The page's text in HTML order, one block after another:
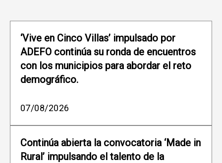
‘Vive en Cinco Villas’ impulsado por
ADEFO continúa su ronda de encuentros
con los municipios para abordar el reto
demográfico.
07/08/2026
Continúa abierta la convocatoria ‘Made in
Rural’ impulsando el talento de la